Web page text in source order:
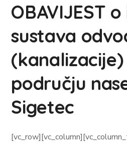
OBAVIJEST
sustava
(kanalizacije)
području
Sigetec